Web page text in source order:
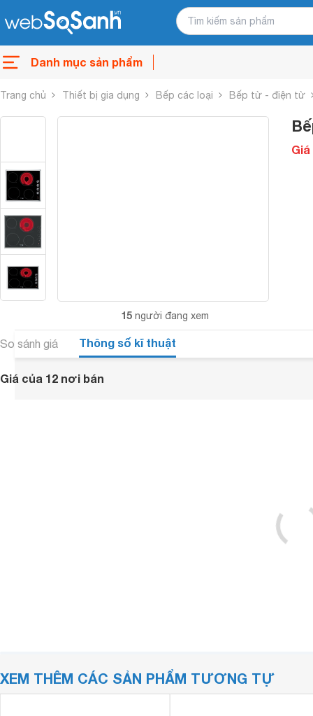
Danh mục sản phẩm
Trang chủ Thiết bị gia dụng Bếp các loại Bếp từ - điện từ
15 người đang xem
Giá
So sánh giá Thông số kĩ thuật
Giá của 12 nơi bán
XEM THÊM CÁC SẢN PHẨM TƯƠNG TỰ